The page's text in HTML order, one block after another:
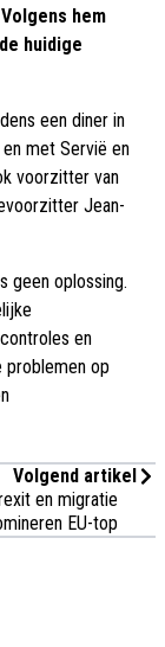
hem
huidige
een diner in
met Servië en
voorzitter van
Jean-
geen oplossing.
en
problemen op
Volgend artikel
en migratie
EU-top